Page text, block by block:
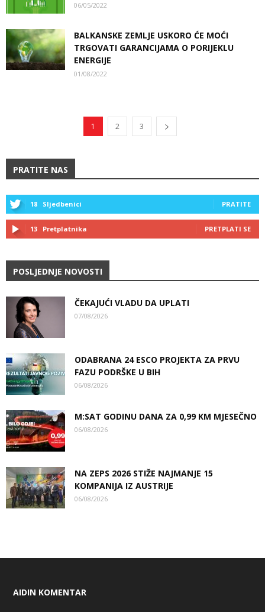
06/05/2022
BALKANSKE ZEMLJE USKORO ĆE MOĆI
TRGOVATI GARANCIJAMA O PORIJEKLU
ENERGIJE
01/08/2022
1 2 3
PRATITE NAS
18 Sljedbenici PRATITE
13 Pretplatnika PRETPLATI SE
POSLJEDNJE NOVOSTI
ČEKAJUĆI VLADU DA UPLATI
07/08/2026
ODABRANA 24 ESCO PROJEKTA ZA PRVU
FAZU PODRŠKE U BIH
06/08/2026
M:SAT GODINU DANA ZA 0,99 KM MJESEČNO
06/08/2026
NA ZEPS 2026 STIŽE NAJMANJE 15
KOMPANIJA IZ AUSTRIJE
06/08/2026
AIDIN KOMENTAR